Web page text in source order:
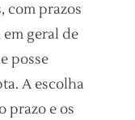
com prazos
geral de
posse
A escolha
prazo e os